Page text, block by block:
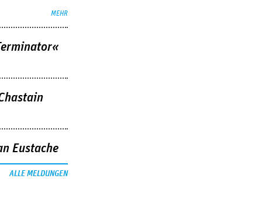
MEHR
Eustache
ALLE MELDUNGEN